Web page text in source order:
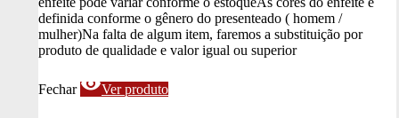
definida conforme o gênero do presenteado ( homem /
mulher)Na falta de algum item, faremos a substituição por
produto de qualidade e valor igual ou superior
Fechar visibilityVer produto